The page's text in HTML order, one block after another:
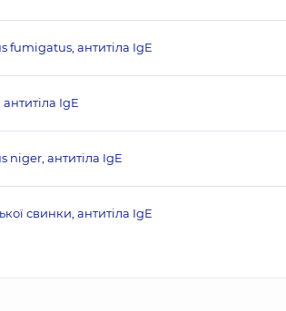
fumigatus, антитіла IgE
IgE
niger, антитіла IgE
свинки, антитіла IgE